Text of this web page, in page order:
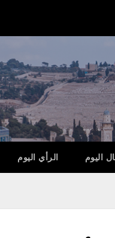
اليوم الرأي اليوم